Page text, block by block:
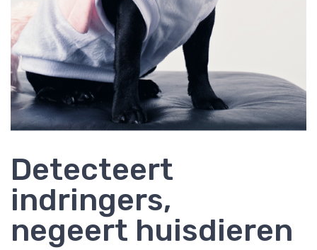
Detecteert
indringers,
negeert huisdieren